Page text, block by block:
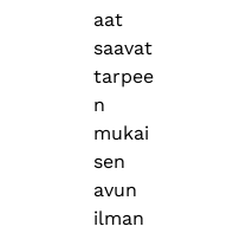
aat
saavat
tarpee
n
mukai
sen
avun
ilman